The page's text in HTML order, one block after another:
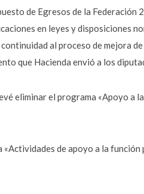
de Egresos de la Federación
en leyes y disposiciones
al proceso de mejora
que Hacienda envió a los
eliminar el programa «Apoyo a
de apoyo a la